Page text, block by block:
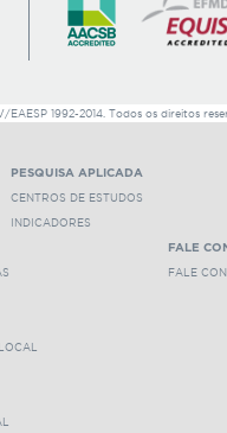
1992-2014. Todos os direitos
PESQUISA APLICADA
CENTROS DE ESTUDOS
INDICADORES
FALE
FALE